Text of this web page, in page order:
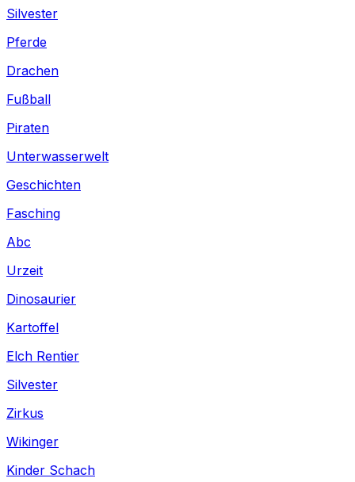
Silvester
Pferde
Drachen
Fußball
Piraten
Unterwasserwelt
Geschichten
Fasching
Abc
Urzeit
Dinosaurier
Kartoffel
Elch Rentier
Silvester
Zirkus
Wikinger
Kinder Schach